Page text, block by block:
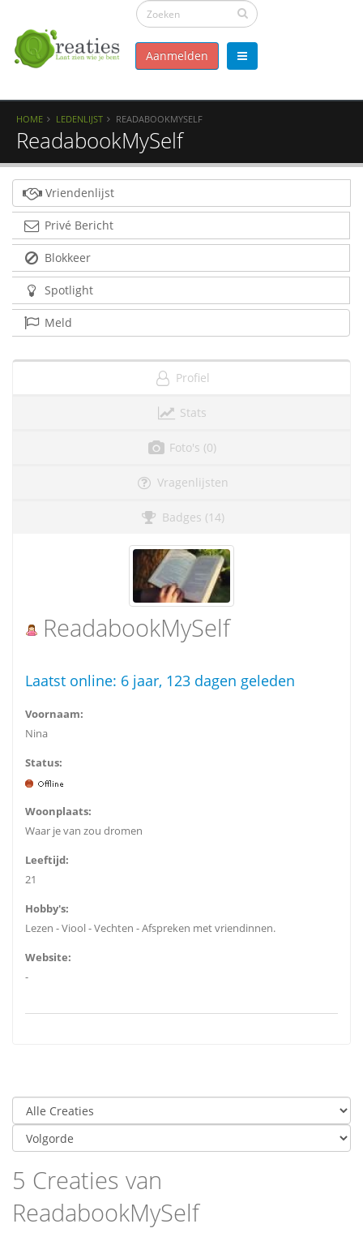
Aanmelden
HOME LEDENLIJST READABOOKMYSELF
ReadabookMySelf
Vriendenlijst
Privé Bericht
Blokkeer
Spotlight
Meld
Profiel
Stats
Foto's (0)
Vragenlijsten
Badges (14)
ReadabookMySelf
Laatst online: 6 jaar, 123 dagen geleden
Voornaam:
Nina
Status:
Woonplaats:
Waar je van zou dromen
Leeftijd:
21
Hobby's:
Lezen - Viool - Vechten - Afspreken met vriendinnen.
Website:
-
5 Creaties van
ReadabookMySelf